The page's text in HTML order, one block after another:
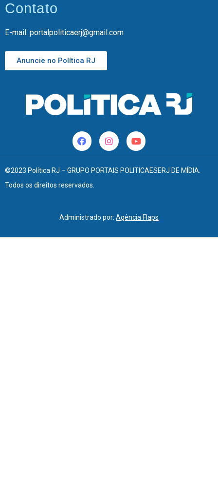
Contato
E-mail: portalpoliticaerj@gmail.com
Anuncie no Política RJ
©2023 Política RJ – GRUPO PORTAIS POLITICAESERJ DE MÍDIA.
Todos os direitos reservados.
Administrado por: Agência Flaps